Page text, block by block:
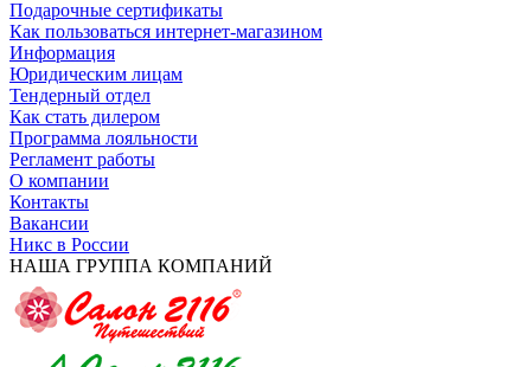
Подарочные сертификаты
Как пользоваться интернет-магазином
Информация
Юридическим лицам
Тендерный отдел
Как стать дилером
Программа лояльности
Регламент работы
О компании
Контакты
Вакансии
Никс в России
НАША ГРУППА КОМПАНИЙ